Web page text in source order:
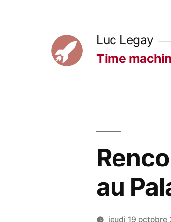
Luc Legay
Time
au
jeudi 19 octobre